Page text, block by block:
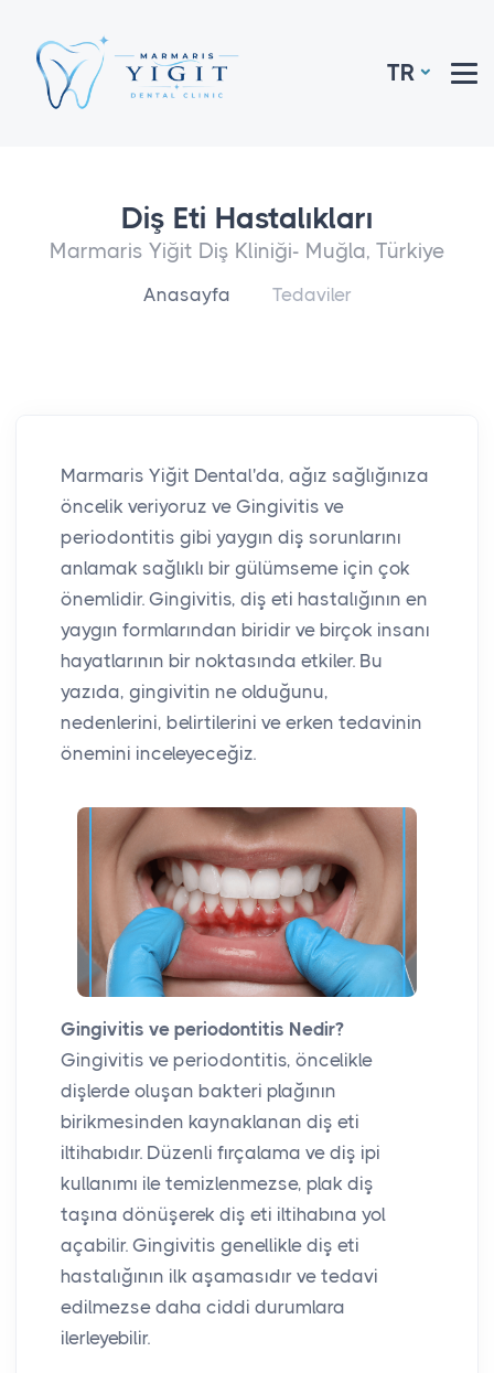
TR
Diş Eti Hastalıkları
Marmaris Yiğit Diş Kliniği- Muğla, Türkiye
Anasayfa Tedaviler
Marmaris Yiğit Dental'da, ağız sağlığınıza
öncelik veriyoruz ve Gingivitis ve
periodontitis gibi yaygın diş sorunlarını
anlamak sağlıklı bir gülümseme için çok
önemlidir. Gingivitis, diş eti hastalığının en
yaygın formlarından biridir ve birçok insanı
hayatlarının bir noktasında etkiler. Bu
yazıda, gingivitin ne olduğunu,
nedenlerini, belirtilerini ve erken tedavinin
önemini inceleyeceğiz.
Gingivitis ve periodontitis Nedir?
Gingivitis ve periodontitis, öncelikle
dişlerde oluşan bakteri plağının
birikmesinden kaynaklanan diş eti
iltihabıdır. Düzenli fırçalama ve diş ipi
kullanımı ile temizlenmezse, plak diş
taşına dönüşerek diş eti iltihabına yol
açabilir. Gingivitis genellikle diş eti
hastalığının ilk aşamasıdır ve tedavi
edilmezse daha ciddi durumlara
ilerleyebilir.